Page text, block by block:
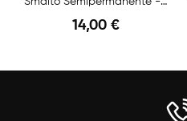
14,00 €